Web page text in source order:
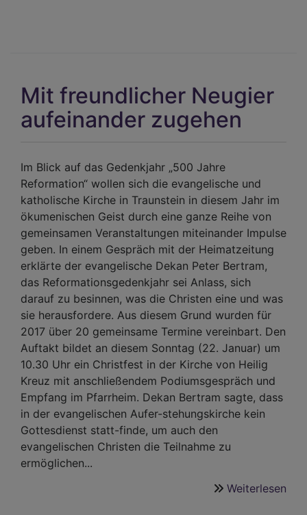
Mit freundlicher Neugier
aufeinander zugehen
Im Blick auf das Gedenkjahr „500 Jahre
Reformation“ wollen sich die evangelische und
katholische Kirche in Traunstein in diesem Jahr im
ökumenischen Geist durch eine ganze Reihe von
gemeinsamen Veranstaltungen miteinander Impulse
geben. In einem Gespräch mit der Heimatzeitung
erklärte der evangelische Dekan Peter Bertram,
das Reformationsgedenkjahr sei Anlass, sich
darauf zu besinnen, was die Christen eine und was
sie herausfordere. Aus diesem Grund wurden für
2017 über 20 gemeinsame Termine vereinbart. Den
Auftakt bildet an diesem Sonntag (22. Januar) um
10.30 Uhr ein Christfest in der Kirche von Heilig
Kreuz mit anschließendem Podiumsgespräch und
Empfang im Pfarrheim. Dekan Bertram sagte, dass
in der evangelischen Aufer-stehungskirche kein
Gottesdienst statt-finde, um auch den
evangelischen Christen die Teilnahme zu
ermöglichen...
Weiterlesen